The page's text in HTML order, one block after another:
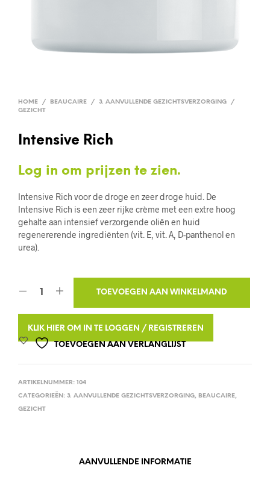
HOME / BEAUCAIRE / 3. AANVULLENDE GEZICHTSVERZORGING
/
GEZICHT
Intensive Rich
Log in om prijzen te zien.
Intensive Rich voor de droge en zeer droge huid. De
Intensive Rich is een zeer rijke crème met een extre hoog
gehalte aan intensief verzorgende oliën en huid
regenererende ingrediënten (vit. E, vit. A, D-panthenol en
urea).
TOEVOEGEN AAN WINKELMAND
KLIK HIER OM IN TE LOGGEN / REGISTREREN
TOEVOEGEN AAN VERLANGLIJST
ARTIKELNUMMER: 104
CATEGORIEËN: 3. AANVULLENDE GEZICHTSVERZORGING, BEAUCAIRE,
GEZICHT
AANVULLENDE INFORMATIE